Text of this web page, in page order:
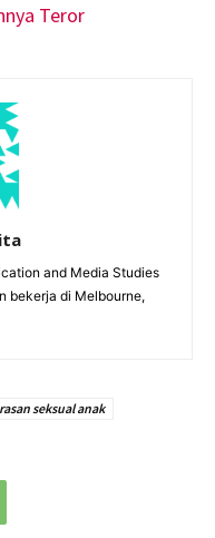
Teror
and Media Studies
bekerja di Melbourne,
seksual anak